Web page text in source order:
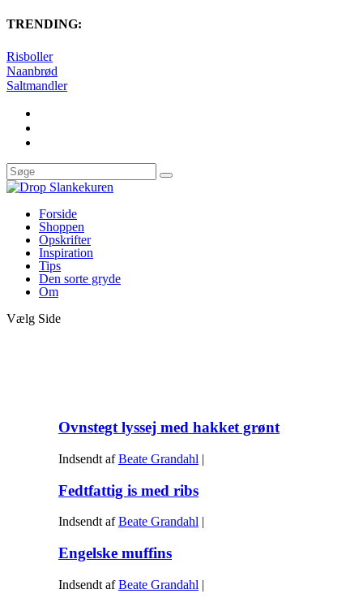
TRENDING:
Risboller
Naanbrød
Saltmandler
Forside
Shoppen
Opskrifter
Inspiration
Tips
Den sorte gryde
Om
Vælg Side
Ovnstegt lyssej med hakket grønt
Indsendt afBeate Grandahl |
Fedtfattig is med ribs
Indsendt afBeate Grandahl|
Engelske muffins
Indsendt afBeate Grandahl |